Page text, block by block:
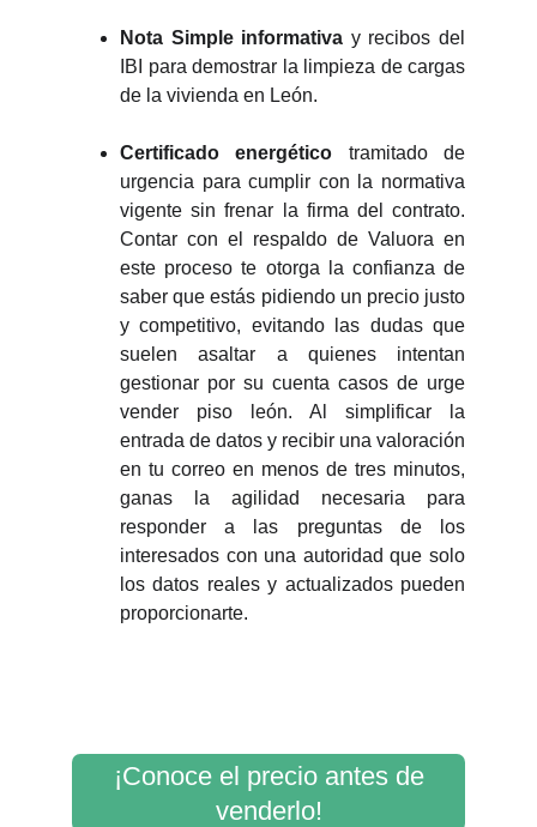
Nota Simple informativa y recibos del
IBI para demostrar la limpieza de cargas
de la vivienda en León.
Certificado energético tramitado de
urgencia para cumplir con la normativa
vigente sin frenar la firma del contrato.
Contar con el respaldo de Valuora en
este proceso te otorga la confianza de
saber que estás pidiendo un precio justo
y competitivo, evitando las dudas que
suelen asaltar a quienes intentan
gestionar por su cuenta casos de urge
vender piso león. Al simplificar la
entrada de datos y recibir una valoración
en tu correo en menos de tres minutos,
ganas la agilidad necesaria para
responder a las preguntas de los
interesados con una autoridad que solo
los datos reales y actualizados pueden
proporcionarte.
¡Conoce el precio antes de
venderlo!